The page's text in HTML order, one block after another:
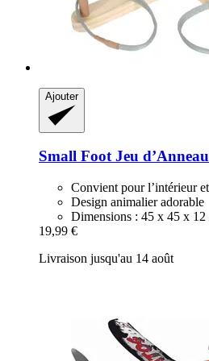
Ajouter
Small FootJeu
Convient pour l’intérieur
Design animalier adorable
Dimensions : 45 x 45 x 12
19,99 €
Livraison jusqu'au 14 août